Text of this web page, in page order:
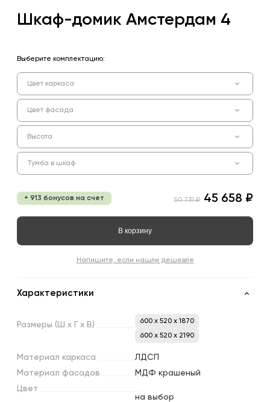
Шкаф-домик Амстердам 4
Выберите комплектацию:
Цвет каркаса
Цвет фасада
Высота
Тумба в шкаф
+ 913 бонусов на счет 50 731 ₽ 45 658 ₽
В корзину
Напишите, если нашли дешевле
Характеристики
Размеры (Ш х х В)
600 x 520 x 1870
600 x 520 x 2190
Материал каркаса
ЛДСП
Материал фасадов
МДФ крашеный
Цвет
на выбор